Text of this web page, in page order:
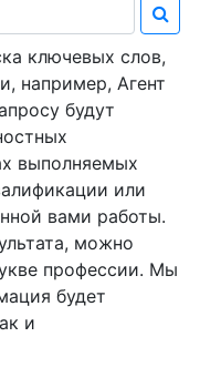
ключевых слов,
например, Агент
будут
выполняемых
или
вами работы.
можно
профессии. Мы
будет
и